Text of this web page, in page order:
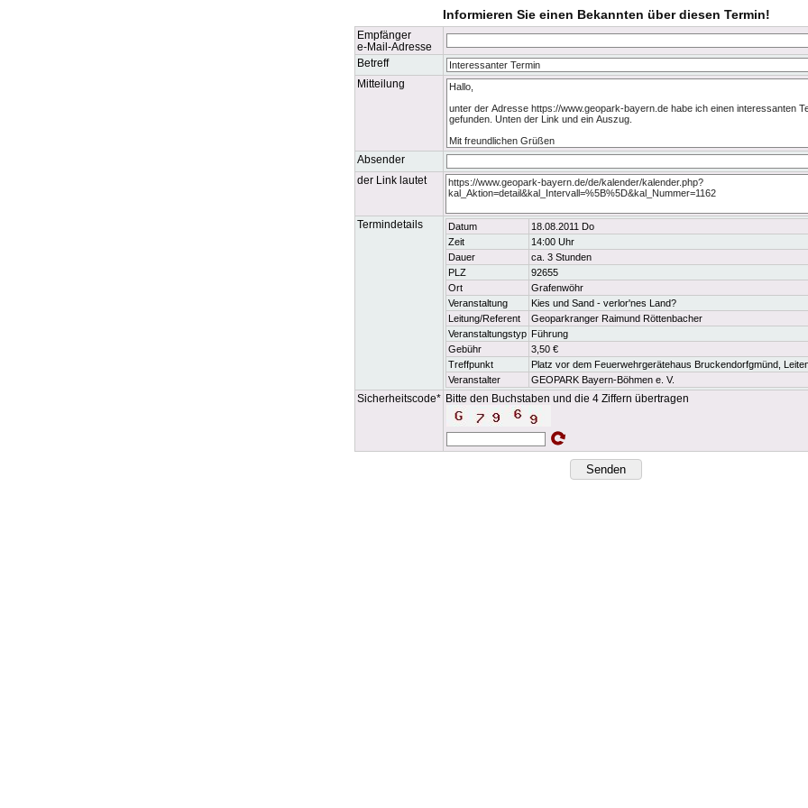
Informieren Sie einen Bekannten über diesen Termin!
Empfänger
e-Mail-Adresse
Betreff
Mitteilung
Absender
der Link lautet
Termindetails Datum
18.08.2011 Do
Zeit
14:00 Uhr
Dauer
ca. 3 Stunden
PLZ
92655
Ort
Grafenwöhr
Veranstaltung
Kies und Sand - verlor'nes Land?
Leitung/Referent
Geoparkranger Raimund Röttenbacher
Veranstaltungstyp Führung
Gebühr
3,50 €
Treffpunkt
Platz vor dem Feuerwehrgerätehaus Bruckendorfgmünd,
Veranstalter
GEOPARK Bayern-Böhmen e. V.
Sicherheitscode* Bitte den Buchstaben und die 4 Ziffern übertragen